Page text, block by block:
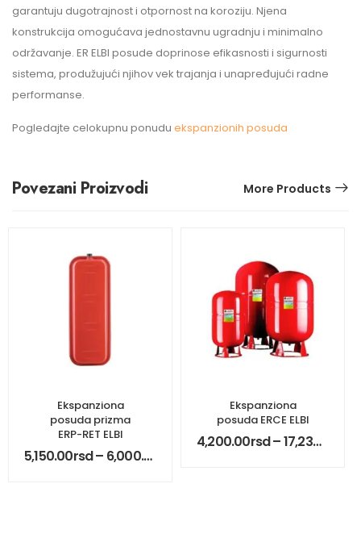
garantuju dugotrajnost i otpornost na koroziju. Njena
konstrukcija omogućava jednostavnu ugradnju i minimalno
održavanje. ER ELBI posude doprinose efikasnosti i sigurnosti
sistema, produžujući njihov vek trajanja i unapređujući radne
performanse.
Pogledajte celokupnu ponudu ekspanzionih posuda
Povezani Proizvodi More Products
Ekspanziona
posuda prizma
ERP-RET ELBI
5,150.00rsd– 6,000.00
Ekspanziona
posuda ERCE ELBI
4,200.00rsd–17,230.00